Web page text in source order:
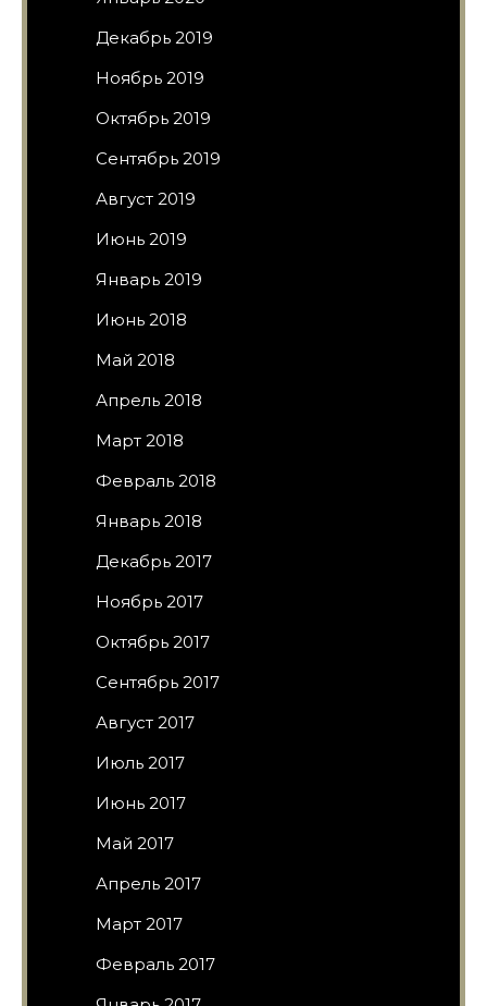
Декабрь 2019
Ноябрь 2019
Октябрь 2019
Сентябрь 2019
Август 2019
Июнь 2019
Январь 2019
Июнь 2018
Май 2018
Апрель 2018
Март 2018
Февраль 2018
Январь 2018
Декабрь 2017
Ноябрь 2017
Октябрь 2017
Сентябрь 2017
Август 2017
Июль 2017
Июнь 2017
Май 2017
Апрель 2017
Март 2017
Февраль 2017